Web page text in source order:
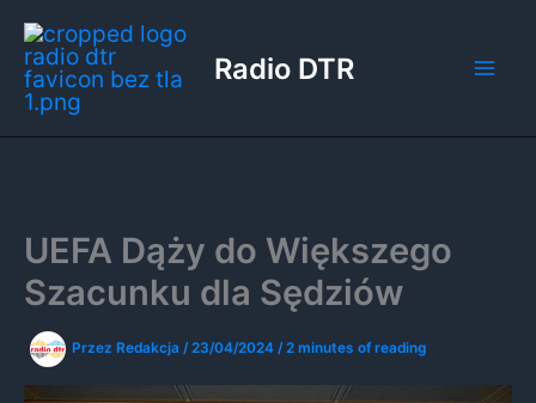
Przejdź
do
treści
Radio DTR
UEFA Dąży do Większego
Szacunku dla Sędziów
Przez Redakcja /23/04/2024 /2 minutes of reading